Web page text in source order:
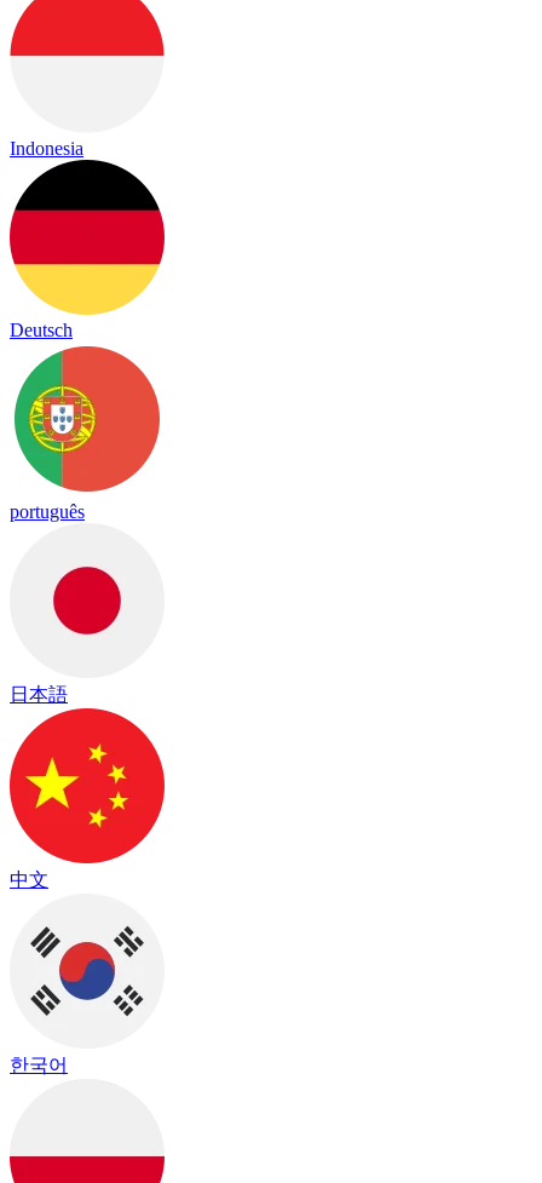
Indonesia
Deutsch
português
日本語
中文
한국어